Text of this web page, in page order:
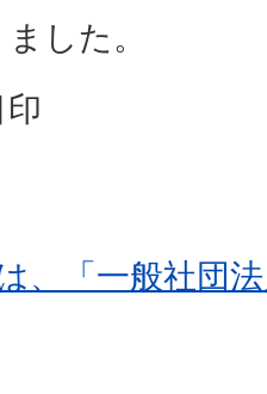
した。
、「一般社団